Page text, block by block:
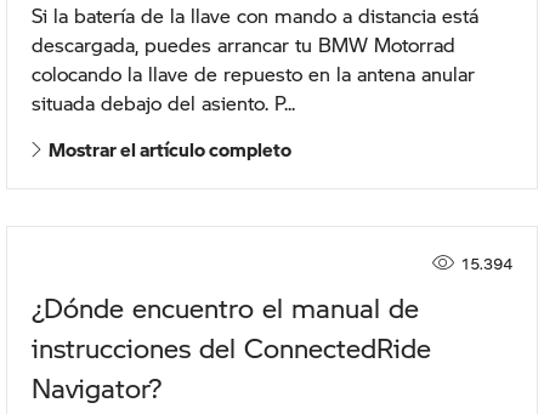
Si la batería de la llave con mando a distancia está
descargada, puedes arrancar tu BMW Motorrad
colocando la llave de repuesto en la antena anular
situada debajo del asiento. P...
Mostrar el artículo completo
15.394
¿Dónde encuentro el manual de
instrucciones del ConnectedRide
Navigator?